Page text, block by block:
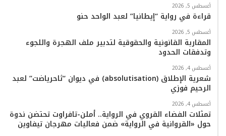
أغسطس 5, 2026
قراءة في رواية “إيطانيا” لعبد الواحد حنو
أغسطس 5, 2026
المقاربة القانونية والحقوقية لتدبير ملف الهجرة واللجوء
وتدفقات الحدود
أغسطس 4, 2026
شعرية الإطلاق (absolutisation) في ديوان “ثاحرياضت” لعبد
الرحيم فوزي
أغسطس 4, 2026
تمثلات الفضاء القروي في الرواية.. أملن-تافراوت تحتضن ندوة
حول «القروانية في الرواية» ضمن فعاليات مهرجان تيفاوين